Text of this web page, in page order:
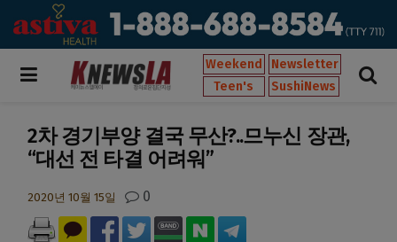
Weekend
Newsletter
Teen's
SushiNews
2차 경기부양 결국 무산?..므누신 장관,
“대선 전 타결 어려워”
2020년 10월 15일 0